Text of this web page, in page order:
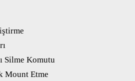
Silme Komutu
Mount Etme